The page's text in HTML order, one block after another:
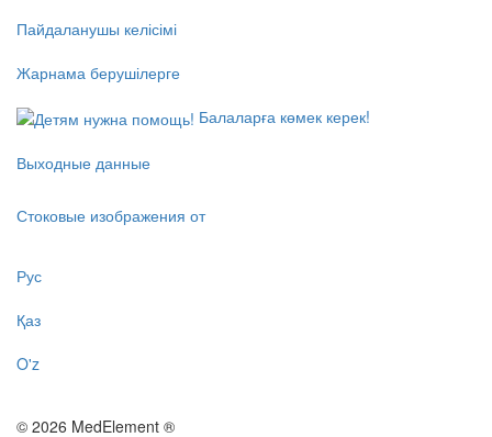
Пайдаланушы келісімі
Жарнама берушілерге
Балаларға көмек керек!
Выходные данные
Стоковые изображения от
Рус
Қаз
O'z
© 2026 MedElement ®